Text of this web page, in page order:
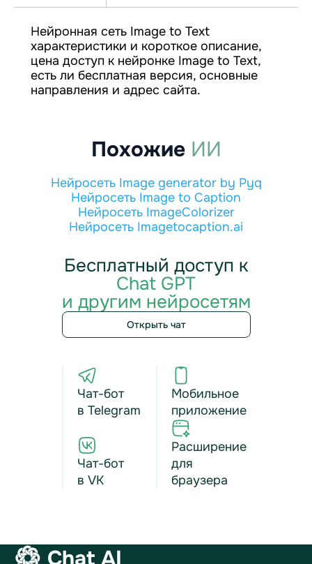
Нейронная сеть Image to Text
характеристики и короткое описание,
цена доступ к нейронке Image to Text,
есть ли бесплатная версия, основные
направления и адрес сайта.
Похожие ИИ
Нейросеть Image generator by Pyq
Нейросеть Image to Caption
Нейросеть ImageColorizer
Нейросеть Imagetocaption.ai
Бесплатный доступ к
Chat GPT
и другим нейросетям
Открыть чат
Чат-бот
в Telegram
Чат-бот
в VK
Мобильное
приложение
Расширение
для
браузера
Chat AI